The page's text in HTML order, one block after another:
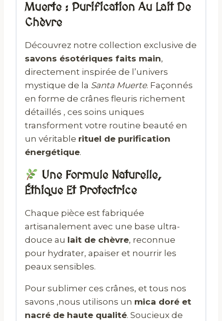
Muerte : Purification Au Lait De
Chèvre
Découvrez notre collection exclusive de
savons ésotériques faits main,
directement inspirée de l’univers
mystique de la Santa Muerte. Façonnés
en forme de crânes fleuris richement
détaillés , ces soins uniques
transforment votre routine beauté en
un véritable rituel de purification
énergétique.
Une Formule Naturelle,
Éthique Et Protectrice
Chaque pièce est fabriquée
artisanalement avec une base ultra-
douce au lait de chèvre, reconnue
pour hydrater, apaiser et nourrir les
peaux sensibles.
Pour sublimer ces crânes, et tous nos
savons ,nous utilisons un mica doré et
nacré de haute qualité. Soucieux de